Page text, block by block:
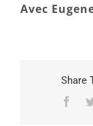
Avec
Share